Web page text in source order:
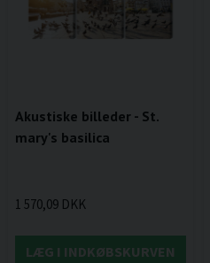
Akustiske billeder - St.
mary's basilica
1 570,09 DKK
LÆG I INDKØBSKURVEN